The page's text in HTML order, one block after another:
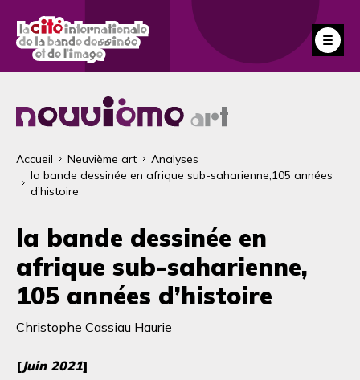
contenu
principal
Fil
d'Ariane
Accueil Neuvième art
Analyses
la bande dessinée en afrique sub-saharienne,105 années
d’histoire
la bande dessinée en
afrique sub-saharienne,
105 années d’histoire
Christophe Cassiau Haurie
[Juin 2021]